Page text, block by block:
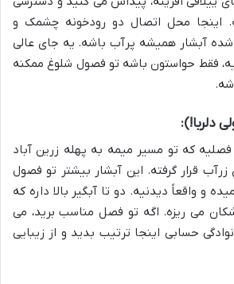
اینجا محل اتصال دو رودخونه چشمک و
آبشار همیشه پرآب باشه. یه جای عالی
فقط حواستون باشه تو فصول شلوغ ممکنه
دلربا!):
فصلیه که تو مسیر میمه به پهله زرین آباد
زرآب قرار گرفته. این آبشار بیشتر تو فصول
و واقعاً دیدنیه. دو تا آبگیر بالا داره که
می ریزه. اگه تو فصل مناسب برید، می
حسابی اینجا ترتیب بدید و از زیبایی